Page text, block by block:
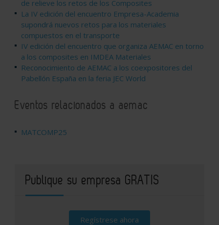
de relieve los retos de los Composites
La IV edición del encuentro Empresa-Academia
supondrá nuevos retos para los materiales
compuestos en el transporte
IV edición del encuentro que organiza AEMAC en torno
a los composites en IMDEA Materiales
Reconocimiento de AEMAC a los coexpositores del
Pabellón España en la feria JEC World
Eventos relacionados a aemac
MATCOMP25
Publique su empresa GRATIS
Regístrese ahora